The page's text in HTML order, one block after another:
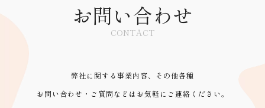
お問い合わせ
CONTACT
弊社に関する事業内容、その他各種
お問い合わせ・ご質問などはお気軽にご連絡ください。